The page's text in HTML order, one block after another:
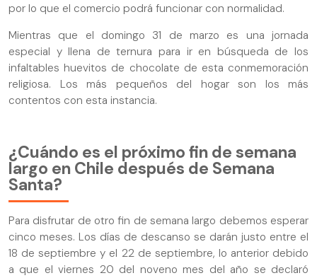
por lo que el comercio podrá funcionar con normalidad.
Mientras que el domingo 31 de marzo es una jornada
especial y llena de ternura para ir en búsqueda de los
infaltables huevitos de chocolate de esta conmemoración
religiosa. Los más pequeños del hogar son los más
contentos con esta instancia.
¿Cuándo es el próximo fin de semana
largo en Chile después de Semana
Santa?
Para disfrutar de otro fin de semana largo debemos esperar
cinco meses. Los días de descanso se darán justo entre el
18 de septiembre y el 22 de septiembre, lo anterior debido
a que el viernes 20 del noveno mes del año se declaró